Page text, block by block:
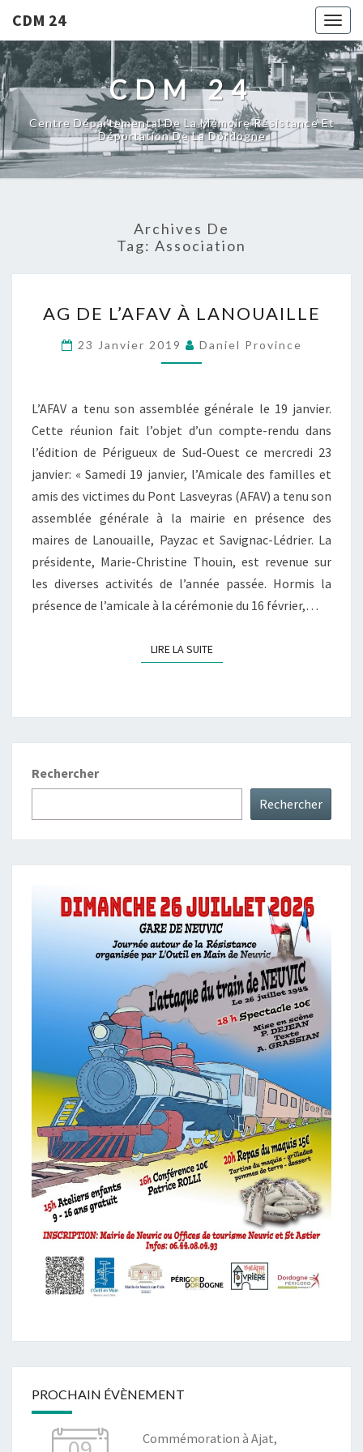
CDM 24
CDM 24
Centre Départemental De La Mémoire Résistance Et
Déportation De La Dordogne
Archives De
Tag: Association
DE
L’AFAV
À
AG DE L’AFAV À LANOUAILLE
23 Janvier 2019 Daniel Province
L’AFAV a tenu son assemblée générale le 19 janvier.
Cette réunion fait l’objet d’un compte-rendu dans
l’édition de Périgueux de Sud-Ouest ce mercredi 23
janvier: « Samedi 19 janvier, l’Amicale des familles et
amis des victimes du Pont Lasveyras (AFAV) a tenu son
assemblée générale à la mairie en présence des
maires de Lanouaille, Payzac et Savignac-Lédrier. La
présidente, Marie-Christine Thouin, est revenue sur
les diverses activités de l’année passée. Hormis la
présence de l’amicale à la cérémonie du 16 février,…
LIRE LA SUITELIRE LA SUITE
Rechercher
Rechercher
PROCHAIN ÉVÈNEMENT
Commémoration à Ajat,